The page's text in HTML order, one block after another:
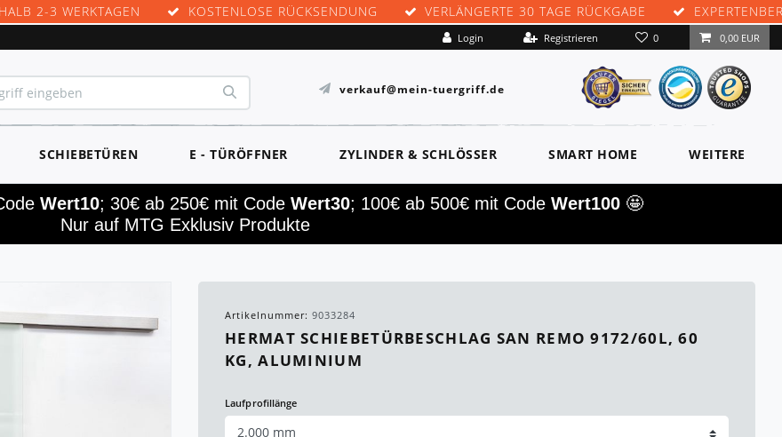
2-3 WERKTAGEN KOSTENLOSE RÜCKSENDUNG VERLÄNGERTE 30 TAGE RÜCKGABE
Login Registrieren 0 0,00 EUR
verkauf@mein-tuergriff.de
SCHIEBETÜREN E - TÜRÖFFNER ZYLINDER & SCHLÖSSER SMART HOME WEITERE
Wert10; 30€ ab 250€ mit Code Wert30; 100€ ab 500€ mit Code Wert100🤩
Nur auf MTG Exklusiv Produkte
Artikelnummer: 9033284
HERMAT SCHIEBETÜRBESCHLAG SAN REMO 9172/60L, 60
KG, ALUMINIUM
Laufprofillänge